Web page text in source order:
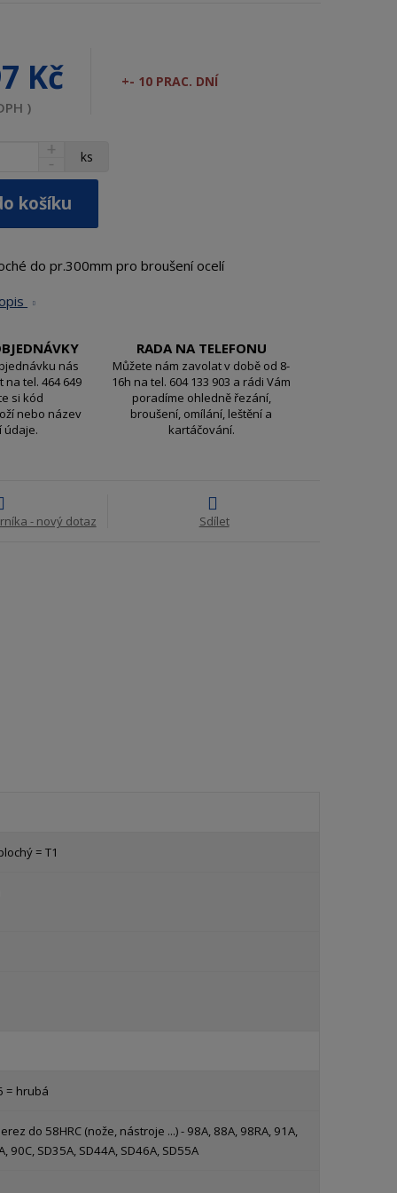
Kč
)
+- 10 PRAC. DNÍ
N
v
ý
m
s
t
v
í
n
í
i
m
s
t
v
í
ks
košíku
do pr.300mm pro broušení ocelí
nás
tel. 464 649
si kód
nebo název
údaje.
RADA NA TELEFONU
Můžete nám zavolat v době od 8-
16h na tel. 604 133 903 a rádi Vám
poradíme ohledně řezání,
broušení, omílání, leštění a
kartáčování.
- nový dotaz Sdílet
= T1
= hrubá
do 58HRC (nože, nástroje ...) - 98A, 88A, 98RA, 91A,
90C, SD35A, SD44A, SD46A, SD55A